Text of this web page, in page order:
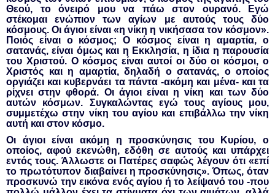
Θεού, το όνειρό μου να πάω στον ουρανό. Εγώ
στέκομαι ενώπιον των αγίων με αυτούς τους δύο
κόσμους. Οι άγιοι είναι «η νίκη η νικήσασα τον κόσμον».
Ποιός είναι ο κόσμος; Ο κόσμος είναι η αμαρτία, ο
σατανάς, είναι όμως και η Εκκλησία, η ίδια η παρουσία
του Χριστού. Ο κόσμος είναι αυτοί οι δύο οι κόσμοι, ο
Χριστός και η αμαρτία, δηλαδή ο σατανάς, ο οποίος
οργιάζει και κυβερνάει τα πάντα -ακόμη και μένα- και τα
ρίχνει στην φθορά. Οι άγιοι είναι η νίκη και των δύο
αυτών κόσμων. Συγκαλώντας εγώ τους αγίους μου,
συμμετέχω στην νίκη του αγίου και επιβάλλω την νίκη
αυτή και στον κόσμο.
Οι άγιοι είναι ακόμη η προσκύνησις του Κυρίου, ο
οποίος, αφού εκενώθη, εδόθη σε αυτούς και υπάρχει
εντός τους. Άλλωστε οι Πατέρες σαφώς λέγουν ότι «επί
το πρωτότυπον διαβαίνει η προσκύνησις». Όπως, όταν
προσκυνώ την εικόνα ενός αγίου ή το λείψανό του -που